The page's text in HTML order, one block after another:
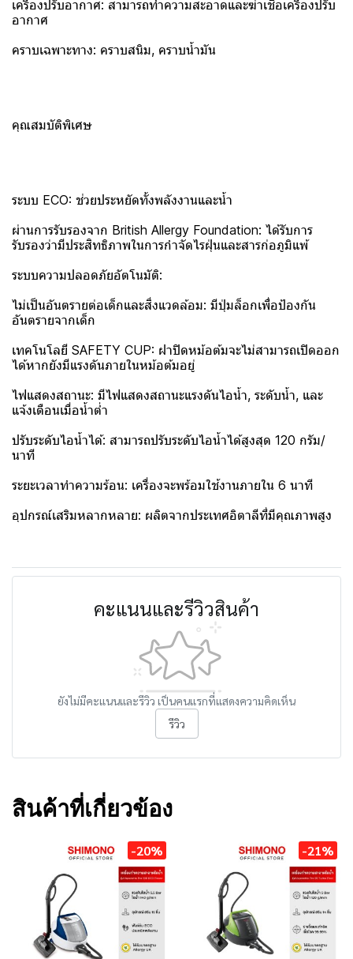
เครื่องปรับอากาศ: สามารถทำความสะอาดและฆ่าเชื้อเครื่องปรับ
อากาศ
คราบเฉพาะทาง: คราบสนิม, คราบน้ำมัน
คุณสมบัติพิเศษ
ระบบ ECO: ช่วยประหยัดทั้งพลังงานและน้ำ
ผ่านการรับรองจาก British Allergy Foundation: ได้รับการ
รับรองว่ามีประสิทธิภาพในการกำจัดไรฝุ่นและสารก่อภูมิแพ้
ระบบความปลอดภัยอัตโนมัติ:
ไม่เป็นอันตรายต่อเด็กและสิ่งแวดล้อม: มีปุ่มล็อกเพื่อป้องกัน
อันตรายจากเด็ก
เทคโนโลยี SAFETY CUP: ฝาปิดหม้อต้มจะไม่สามารถเปิดออก
ได้หากยังมีแรงดันภายในหม้อต้มอยู่
ไฟแสดงสถานะ: มีไฟแสดงสถานะแรงดันไอน้ำ, ระดับน้ำ, และ
แจ้งเตือนเมื่อน้ำต่ำ
ปรับระดับไอน้ำได้: สามารถปรับระดับไอน้ำได้สูงสุด 120 กรัม/
นาที
ระยะเวลาทำความร้อน: เครื่องจะพร้อมใช้งานภายใน 6 นาที
อุปกรณ์เสริมหลากหลาย: ผลิตจากประเทศอิตาลีที่มีคุณภาพสูง
คะแนนและรีวิวสินค้า
ยังไม่มีคะแนนและรีวิว เป็นคนแรกที่แสดงความคิดเห็น
รีวิว
สินค้าที่เกี่ยวข้อง
-20% -21%